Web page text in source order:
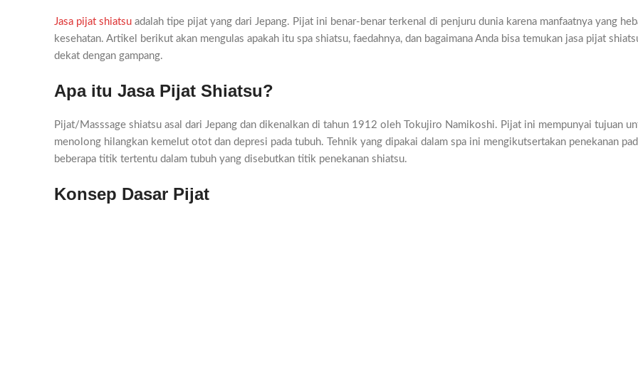
Jasa pijat shiatsu adalah tipe pijat yang dari Jepang. Pijat ini benar-benar terkenal di penjuru dunia karena manfaatnya yang
kesehatan. Artikel berikut akan mengulas apakah itu spa shiatsu, faedahnya, dan bagaimana Anda bisa temukan jasa pijat
dekat dengan gampang.
Apa itu Jasa Pijat Shiatsu?
Pijat/Masssage shiatsu asal dari Jepang dan dikenalkan di tahun 1912 oleh Tokujiro Namikoshi. Pijat ini mempunyai tujuan
menolong hilangkan kemelut otot dan depresi pada tubuh. Tehnik yang dipakai dalam spa ini mengikutsertakan penekanan
beberapa titik tertentu dalam tubuh yang disebutkan titik penekanan shiatsu.
Konsep Dasar Pijat